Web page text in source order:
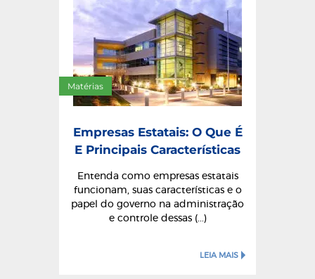
Matérias
Empresas Estatais: O Que É
E Principais Características
Entenda como empresas estatais
funcionam, suas características e o
papel do governo na administração
e controle dessas (...)
LEIA MAIS